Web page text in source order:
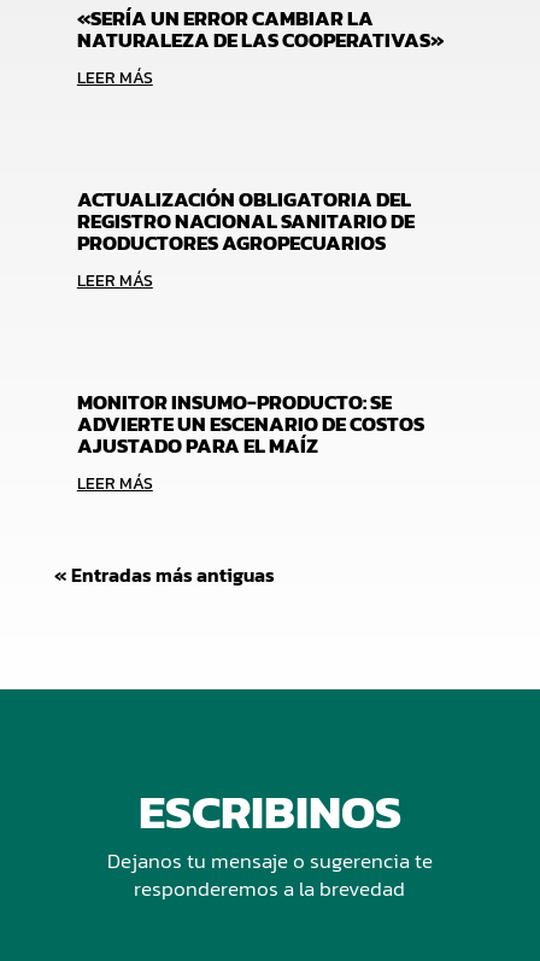
«SERÍA UN ERROR CAMBIAR LA
NATURALEZA DE LAS COOPERATIVAS»
LEER MÁS
ACTUALIZACIÓN OBLIGATORIA DEL
REGISTRO NACIONAL SANITARIO DE
PRODUCTORES AGROPECUARIOS
LEER MÁS
MONITOR INSUMO-PRODUCTO: SE
ADVIERTE UN ESCENARIO DE COSTOS
AJUSTADO PARA EL MAÍZ
LEER MÁS
« Entradas más antiguas
ESCRIBINOS
Dejanos tu mensaje o sugerencia te
responderemos a la brevedad